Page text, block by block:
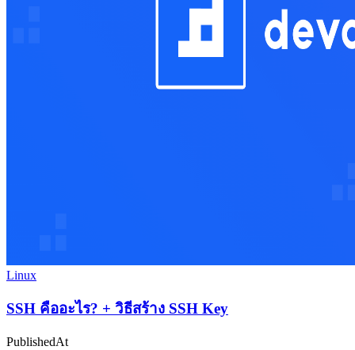
Linux
SSH คืออะไร? + วิธีสร้าง SSH Key
PublishedAt